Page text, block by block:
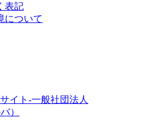
表記
について
イト-一般社団法人
）